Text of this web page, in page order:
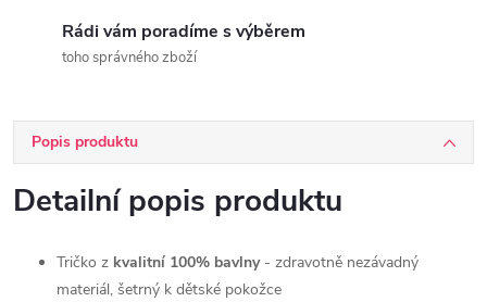
Rádi vám poradíme s výběrem
toho správného zboží
Popis produktu
Detailní popis produktu
Tričko z kvalitní 100% bavlny - zdravotně nezávadný
materiál, šetrný k dětské pokožce